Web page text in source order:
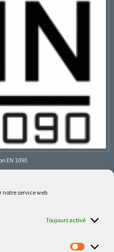
notre service web
Toujours activé
EN 1090